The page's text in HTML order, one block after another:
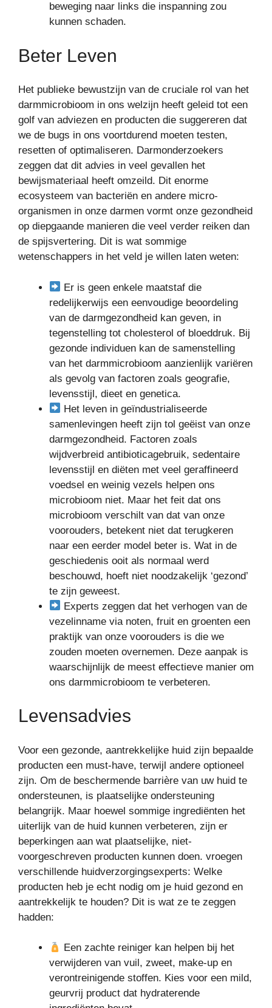
beweging naar links die inspanning zou
kunnen schaden.
Beter Leven
Het publieke bewustzijn van de cruciale rol van het
darmmicrobioom in ons welzijn heeft geleid tot een
golf van adviezen en producten die suggereren dat
we de bugs in ons voortdurend moeten testen,
resetten of optimaliseren. Darmonderzoekers
zeggen dat dit advies in veel gevallen het
bewijsmateriaal heeft omzeild. Dit enorme
ecosysteem van bacteriën en andere micro-
organismen in onze darmen vormt onze gezondheid
op diepgaande manieren die veel verder reiken dan
de spijsvertering. Dit is wat sommige
wetenschappers in het veld je willen laten weten:
Er is geen enkele maatstaf die
redelijkerwijs een eenvoudige beoordeling
van de darmgezondheid kan geven, in
tegenstelling tot cholesterol of bloeddruk. Bij
gezonde individuen kan de samenstelling
van het darmmicrobioom aanzienlijk variëren
als gevolg van factoren zoals geografie,
levensstijl, dieet en genetica.
Het leven in geïndustrialiseerde
samenlevingen heeft zijn tol geëist van onze
darmgezondheid. Factoren zoals
wijdverbreid antibioticagebruik, sedentaire
levensstijl en diëten met veel geraffineerd
voedsel en weinig vezels helpen ons
microbioom niet. Maar het feit dat ons
microbioom verschilt van dat van onze
voorouders, betekent niet dat terugkeren
naar een eerder model beter is. Wat in de
geschiedenis ooit als normaal werd
beschouwd, hoeft niet noodzakelijk ‘gezond’
te zijn geweest.
Experts zeggen dat het verhogen van de
vezelinname via noten, fruit en groenten een
praktijk van onze voorouders is die we
zouden moeten overnemen. Deze aanpak is
waarschijnlijk de meest effectieve manier om
ons darmmicrobioom te verbeteren.
Levensadvies
Voor een gezonde, aantrekkelijke huid zijn bepaalde
producten een must-have, terwijl andere optioneel
zijn. Om de beschermende barrière van uw huid te
ondersteunen, is plaatselijke ondersteuning
belangrijk. Maar hoewel sommige ingrediënten het
uiterlijk van de huid kunnen verbeteren, zijn er
beperkingen aan wat plaatselijke, niet-
voorgeschreven producten kunnen doen. vroegen
verschillende huidverzorgingsexperts: Welke
producten heb je echt nodig om je huid gezond en
aantrekkelijk te houden? Dit is wat ze te zeggen
hadden:
Een zachte reiniger kan helpen bij het
verwijderen van vuil, zweet, make-up en
verontreinigende stoffen. Kies voor een mild,
geurvrij product dat hydraterende